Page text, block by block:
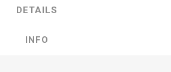
DETAILS
INFO